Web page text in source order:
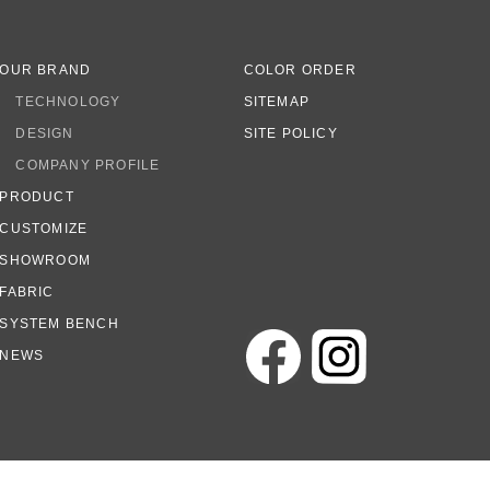
OUR BRAND
TECHNOLOGY
DESIGN
COMPANY PROFILE
PRODUCT
CUSTOMIZE
SHOWROOM
FABRIC
SYSTEM BENCH
NEWS
COLOR ORDER
SITEMAP
SITE POLICY